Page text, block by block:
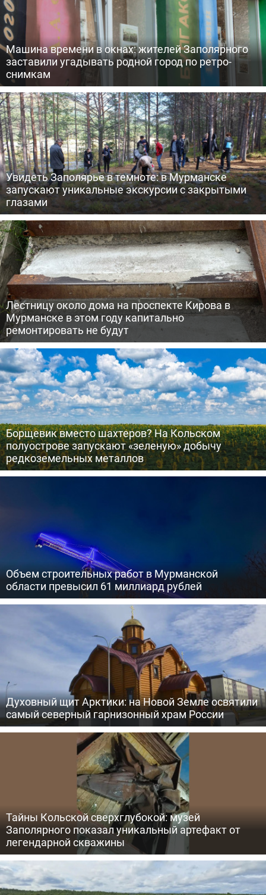
Машина времени в окнах: жителей Заполярного
заставили угадывать родной город по ретро-
снимкам
Увидеть Заполярье в темноте: в Мурманске
запускают уникальные экскурсии с закрытыми
глазами
Лестницу около дома на проспекте Кирова в
Мурманске в этом году капитально
ремонтировать не будут
Борщевик вместо шахтеров? На Кольском
полуострове запускают «зеленую» добычу
редкоземельных металлов
Объем строительных работ в Мурманской
области превысил 61 миллиард рублей
Духовный щит Арктики: на Новой Земле освятили
самый северный гарнизонный храм России
Тайны Кольской сверхглубокой: музей
Заполярного показал уникальный артефакт от
легендарной скважины